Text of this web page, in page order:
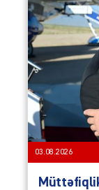
03.08.2026